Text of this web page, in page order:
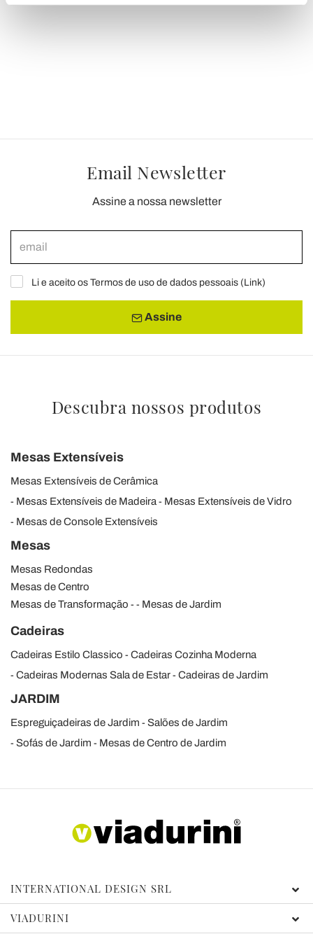
informazioni sul modo in cui utilizza il nostro sito con i
pubblicità e social media, i quali potrebbero combinarle
Email Newsletter
Assine a nossa newsletter
Li e aceito os Termos de uso de dados pessoais (Link)
Assine
Descubra nossos produtos
Mesas Extensíveis
Mesas Extensíveis de Cerâmica
Mesas Extensíveis de Madeira
Mesas Extensíveis de Vidro
Mesas de Console Extensíveis
Mesas
Mesas Redondas
Mesas de Centro
Mesas de Transformação
Mesas de Jardim
Cadeiras
Cadeiras Estilo Classico
Cadeiras Cozinha Moderna
Cadeiras Modernas Sala de Estar
Cadeiras de Jardim
JARDIM
Espreguiçadeiras de Jardim
Salões de Jardim
Sofás de Jardim
Mesas de Centro de Jardim
INTERNATIONAL DESIGN SRL
VIADURINI